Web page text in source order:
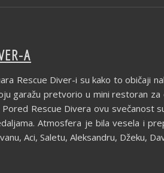
A
Rescue Diver-i su kako to običaji
garažu pretvorio u mini restoran
Rescue Divera ovu svečanost
Atmosfera je bila vesela i
Aci, Saletu, Aleksandru, Džeku,